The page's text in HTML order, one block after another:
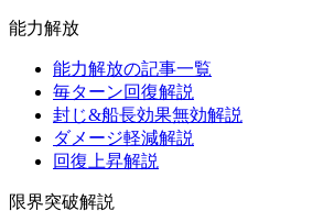
能力解放
能力解放の記事一覧
毎ターン回復解説
封じ&船長効果無効解説
ダメージ軽減解説
回復上昇解説
限界突破解説